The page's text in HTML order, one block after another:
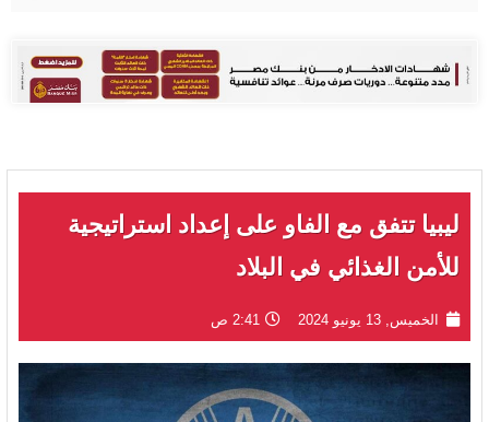
ليبيا تتفق مع الفاو على إعداد استراتيجية
للأمن الغذائي في البلاد
الخميس, 13 يونيو 2024 2:41 ص